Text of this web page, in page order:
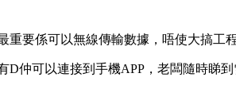
要係可以無線傳輸數據，唔使大搞工程
仲可以連接到手機APP，老闆隨時睇到